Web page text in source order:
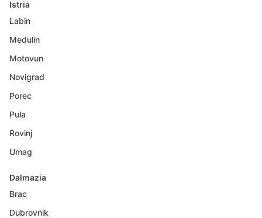
Istria
Labin
Medulin
Motovun
Novigrad
Porec
Pula
Rovinj
Umag
Dalmazia
Brac
Dubrovnik